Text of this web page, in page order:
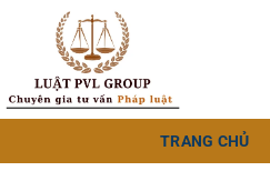
TRANG CHỦ